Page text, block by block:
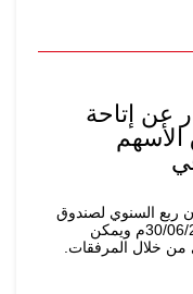
عن إتاحة
الأسهم
ربع السنوي لصندوق
الأسهم السعودية للفترة المنتهية في 30/06/2022م ويمكن
خلال المرفقات.